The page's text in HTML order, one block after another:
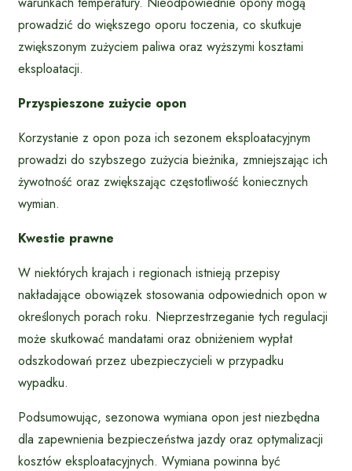
prowadzić do większego oporu toczenia, co skutkuje
zwiększonym zużyciem paliwa oraz wyższymi kosztami
eksploatacji.
Przyspieszone zużycie opon
Korzystanie z opon poza ich sezonem eksploatacyjnym
prowadzi do szybszego zużycia bieżnika, zmniejszając ich
żywotność oraz zwiększając częstotliwość koniecznych
wymian.
Kwestie prawne
W niektórych krajach i regionach istnieją przepisy
nakładające obowiązek stosowania odpowiednich opon w
określonych porach roku. Nieprzestrzeganie tych regulacji
może skutkować mandatami oraz obniżeniem wypłat
odszkodowań przez ubezpieczycieli w przypadku
wypadku.
Podsumowując, sezonowa wymiana opon jest niezbędna
dla zapewnienia bezpieczeństwa jazdy oraz optymalizacji
kosztów eksploatacyjnych. Wymiana powinna być